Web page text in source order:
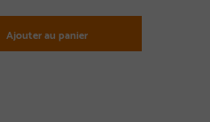
Ajouter au panier